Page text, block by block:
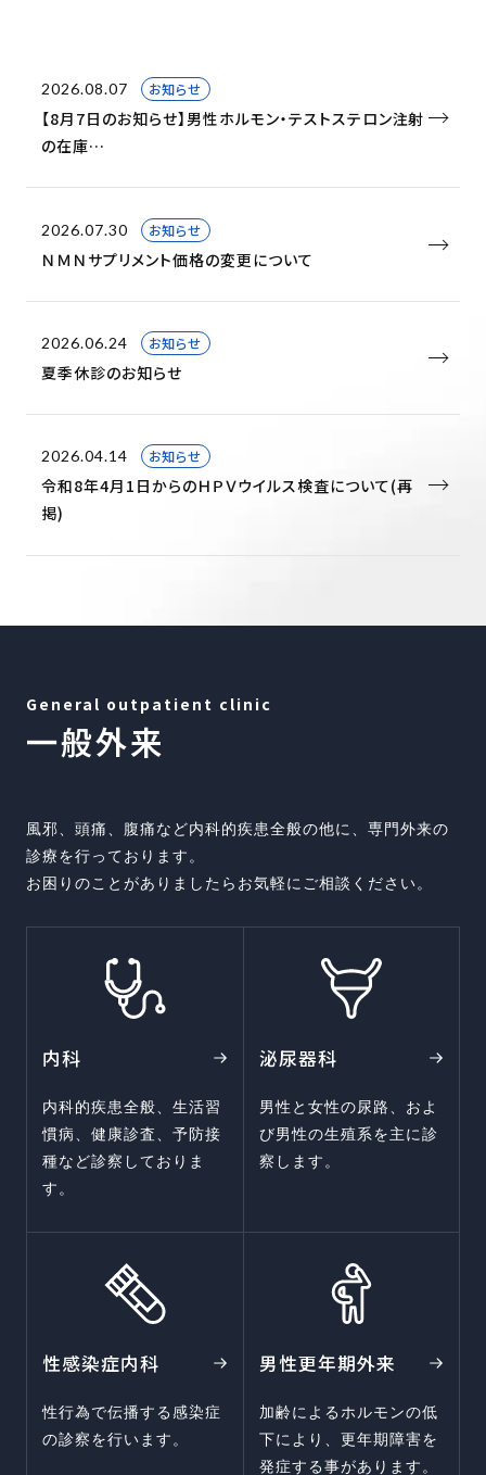
2026.08.07 お知らせ
【8月7日のお知らせ】男性ホルモン・テストステロン注射
の在庫…
2026.07.30 お知らせ
ＮＭＮサプリメント価格の変更について
2026.06.24 お知らせ
夏季休診のお知らせ
2026.04.14 お知らせ
令和8年4月1日からのＨＰＶウイルス検査について(再
掲)
General outpatient clinic
一般外来
風邪、頭痛、腹痛など内科的疾患全般の他に、専門外来の
診療を行っております。
お困りのことがありましたらお気軽にご相談ください。
内科
内科的疾患全般、生活習
慣病、健康診査、予防接
種など診察しておりま
す。
泌尿器科
男性と女性の尿路、およ
び男性の生殖系を主に診
察します。
性感染症内科
性行為で伝播する感染症
の診察を行います。
男性更年期外来
加齢によるホルモンの低
下により、更年期障害を
発症する事があります。
ホーム
一般外来